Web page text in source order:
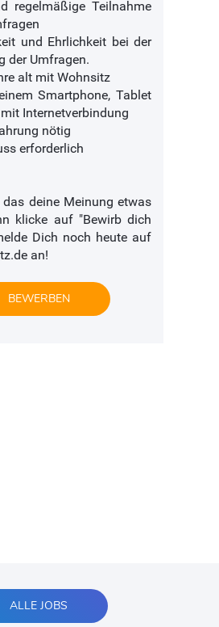
regelmäßige Teilnahme
und Ehrlichkeit bei der
der Umfragen.
alt mit Wohnsitz
Smartphone, Tablet
Internetverbindung
nötig
erforderlich
deine Meinung etwas
klicke auf "Bewirb dich
Dich noch heute auf
an!
BEWERBEN
ALLE JOBS